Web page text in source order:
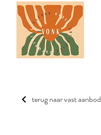
terug naar vast aanbod